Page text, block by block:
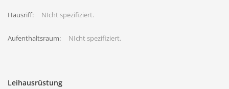
Hausriff: NIcht spezifiziert.
Aufenthaltsraum: NIcht spezifiziert.
Leihausrüstung